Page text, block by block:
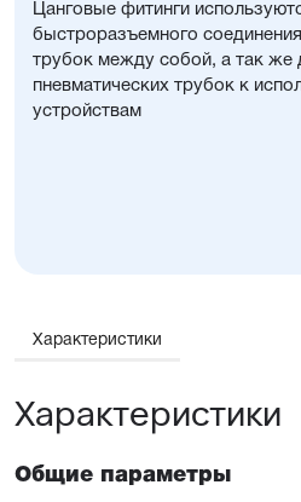
Цанговые фитинги
быстроразъемного
трубок между собой, а так же
пневматических трубок к
устройствам
Характеристики
Характеристики
Общие параметры